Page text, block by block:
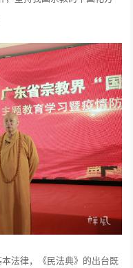
法律，《民法典》的出台既